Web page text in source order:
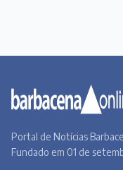
Portal de Notícias
Fundado em 01 de